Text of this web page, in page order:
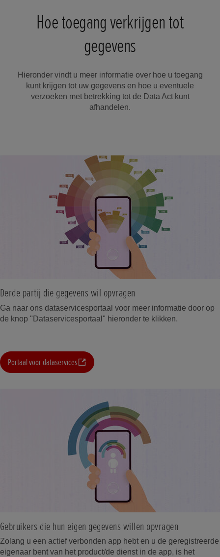
Hoe toegang verkrijgen tot
gegevens
Hieronder vindt u meer informatie over hoe u toegang
kunt krijgen tot uw gegevens en hoe u eventuele
verzoeken met betrekking tot de Data Act kunt
afhandelen.
Derde partij die gegevens wil opvragen
Ga naar ons dataservicesportaal voor meer informatie door op
de knop "Dataservicesportaal" hieronder te klikken.
Portaal voor dataservices
Gebruikers die hun eigen gegevens willen opvragen
Zolang u een actief verbonden app hebt en u de geregistreerde
eigenaar bent van het product/de dienst in de app, is het